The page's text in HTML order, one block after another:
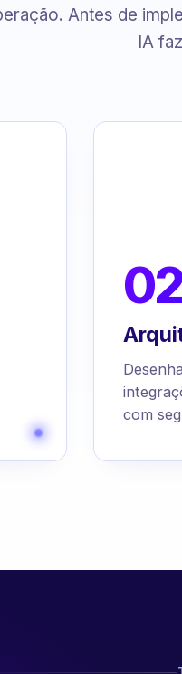
Antes de
IA
02
com